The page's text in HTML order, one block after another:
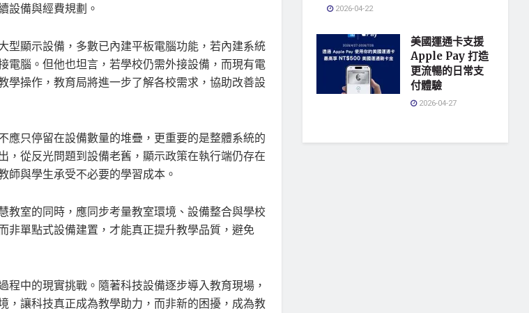
設備與經費規劃。
型顯示設備，多數已內建平板電腦功能，若內建系統
電腦。但他也坦言，若學校仍需外接設備，而現有電
學操作，教育局將進一步了解各校需求，協助改善設
應只停留在設備數量的堆疊，更重要的是整體系統的
，從反光問題到設備老舊，顯示政策在執行端仍存在
師與學生承受不必要的學習成本。
教室的同時，應同步考量教室環境、設備整合與學校
非單點式設備建置，才能真正提升教學品質，避免
程中的現實挑戰。隨著科技設備逐步導入教育現場，
，讓科技真正成為教學助力，而非新的困擾，成為教
2026-04-22
美國運通卡支援
Apple Pay 打造
更流暢的日常支
付體驗
2026-04-27